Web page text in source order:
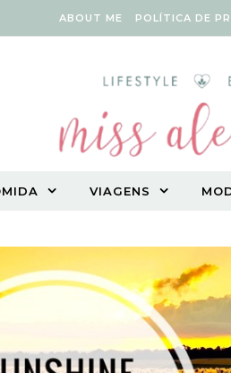
ABOUT ME POLÍTICA DE
VIAGENS